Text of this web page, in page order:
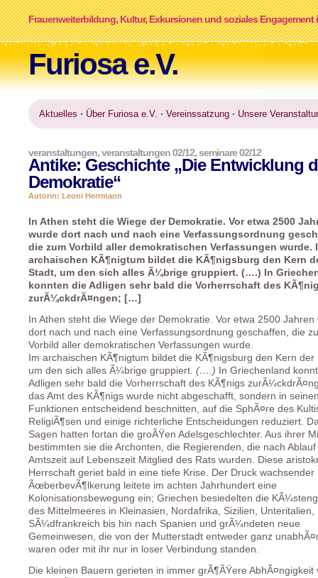
Furiosa e.V.
Frauenweiterbildung, Kultur, Exkursionen und soziales Engagement
Aktuelles · Über Furiosa e.V. · Vereinssatzung · Unsere
Antike: Geschichte „Die Entwicklung
Demokratie“
veranstaltungen,veranstaltungen 02/12,seminare 02/12
Autorin: Leoni Herrmann
In Athen steht die Wiege der Demokratie. Vor etwa 2500
wurde dort nach und nach eine Verfassungsordnung
die zum Vorbild aller demokratischen Verfassungen wurde.
archaischen KÃ¶nigtum bildet die KÃ¶nigsburg den Kern
Stadt, um den sich alles Ã¼brige gruppiert. (….) In
konnten die Adligen sehr bald die Vorherrschaft des
zurÃ¼ckdrÃ¤ngen; […]
In Athen steht die Wiege der Demokratie. Vor etwa 2500 Jahren
dort nach und nach eine Verfassungsordnung geschaffen, die
Vorbild aller demokratischen Verfassungen wurde.
Im archaischen KÃ¶nigtum bildet die KÃ¶nigsburg den Kern der
um den sich alles Ã¼brige gruppiert. (….) In Griechenland
Adligen sehr bald die Vorherrschaft des KÃ¶nigs
das Amt des KÃ¶nigs wurde nicht abgeschafft, sondern in
Funktionen entscheidend beschnitten, auf die SphÃ¤re des
ReligiÃ¶sen und einige richterliche Entscheidungen reduziert.
Sagen hatten fortan die groÃŸen Adelsgeschlechter. Aus ihrer
bestimmten sie die Archonten, die Regierenden, die nach
Amtszeit auf Lebenszeit Mitglied des Rats wurden. Diese
Herrschaft geriet bald in eine tiefe Krise. Der Druck wachsender
ÃœberbevÃ¶lkerung leitete im achten Jahrhundert eine
Kolonisationsbewegung ein; Griechen besiedelten die
des Mittelmeeres in Kleinasien, Nordafrika, Sizilien, Unteritalien,
SÃ¼dfrankreich bis hin nach Spanien und grÃ¼ndeten neue
Gemeinwesen, die von der Mutterstadt entweder ganz
waren oder mit ihr nur in loser Verbindung standen.
Die kleinen Bauern gerieten in immer grÃ¶ÃŸere AbhÃ¤ngigkeit